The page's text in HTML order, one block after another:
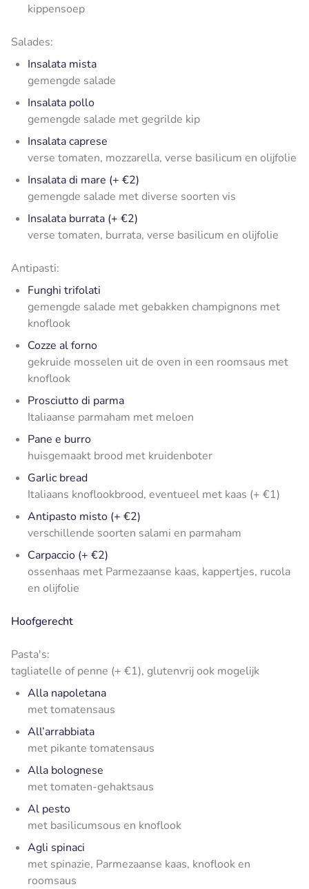
kippensoep
Salades:
Insalata mista
gemengde salade
Insalata pollo
gemengde salade met gegrilde kip
Insalata caprese
verse tomaten, mozzarella, verse basilicum en olijfolie
Insalata di mare (+ €2)
gemengde salade met diverse soorten vis
Insalata burrata (+ €2)
verse tomaten, burrata, verse basilicum en olijfolie
Antipasti:
Funghi trifolati
gemengde salade met gebakken champignons met
knoflook
Cozze al forno
gekruide mosselen uit de oven in een roomsaus met
knoflook
Prosciutto di parma
Italiaanse parmaham met meloen
Pane e burro
huisgemaakt brood met kruidenboter
Garlic bread
Italiaans knoflookbrood, eventueel met kaas (+ €1)
Antipasto misto (+ €2)
verschillende soorten salami en parmaham
Carpaccio (+ €2)
ossenhaas met Parmezaanse kaas, kappertjes, rucola
en olijfolie
Hoofgerecht
Pasta's:
tagliatelle of penne (+ €1), glutenvrij ook mogelijk
Alla napoletana
met tomatensaus
All’arrabbiata
met pikante tomatensaus
Alla bolognese
met tomaten-gehaktsaus
Al pesto
met basilicumsous en knoflook
Agli spinaci
met spinazie, Parmezaanse kaas, knoflook en
roomsaus